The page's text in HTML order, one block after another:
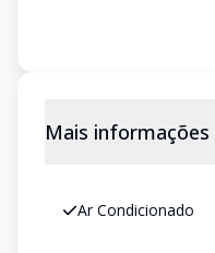
Mais informações
Ar Condicionado